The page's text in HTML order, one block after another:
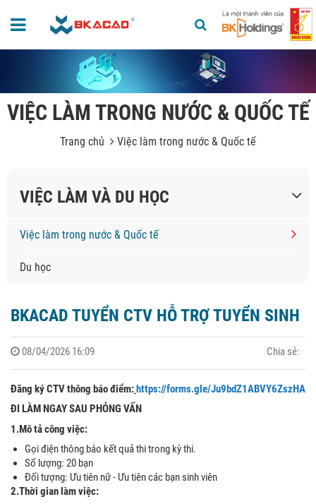
VIỆC LÀM TRONG NƯỚC & QUỐC TẾ
Trang chủ Việc làm trong nước & Quốc tế
VIỆC LÀM VÀ DU HỌC
Việc làm trong nước & Quốc tế
Du học
BKACAD TUYỂN CTV HỖ TRỢ TUYỂN SINH
08/04/2026 16:09 Chia sẻ:
Đăng ký CTV thông báo điểm:https://forms.gle/Ju9bdZ1ABVY6ZszHA
ĐI LÀM NGAY SAU PHỎNG VẤN
1.Mô tả công việc:
Gọi điện thông báo kết quả thi trong kỳ thi.
Số lượng: 20 bạn
Đối tượng: Ưu tiên nữ - Ưu tiên các bạn sinh viên
2.Thời gian làm việc: